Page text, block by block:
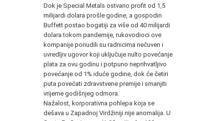
Dok je Special Metals ostvario profit od 1,5
milijardi dolara prošle godine, a gospodin
Buffett postao bogatiji za više od 40 milijardi
dolara tokom pandemije, rukovodioci ove
kompanije ponudili su radnicima nečuven i
uvredljiv ugovor koji uključuje nulto povećanje
plata za ovu godinu i potpuno neprihvatljivo
povećanje od 1% iduće godine, dok će četiri
puta povećati zdravstvene premije i smanjiti
vrijeme godišnjeg odmora.
Nažalost, korporativna pohlepa koja se
dešava u Zapadnoj Virdžiniji nije anomalija. U